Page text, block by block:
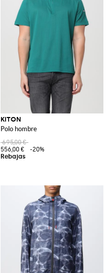
KITON
Polo hombre
695,00 €
556,00 €
-20%